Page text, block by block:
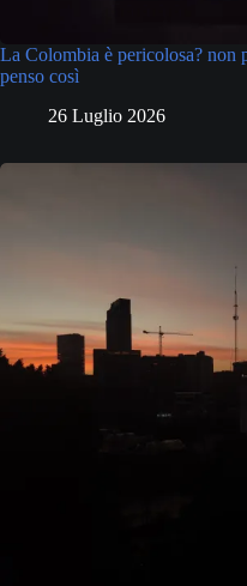
La Colombia è pericolosa? non
penso così
26 Luglio 2026